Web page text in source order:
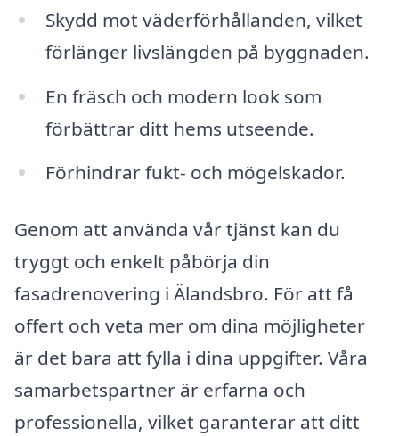
Skydd mot väderförhållanden, vilket
förlänger livslängden på byggnaden.
En fräsch och modern look som
förbättrar ditt hems utseende.
Förhindrar fukt- och mögelskador.
Genom att använda vår tjänst kan du
tryggt och enkelt påbörja din
fasadrenovering i Älandsbro. För att få
offert och veta mer om dina möjligheter
är det bara att fylla i dina uppgifter. Våra
samarbetspartner är erfarna och
professionella, vilket garanterar att ditt